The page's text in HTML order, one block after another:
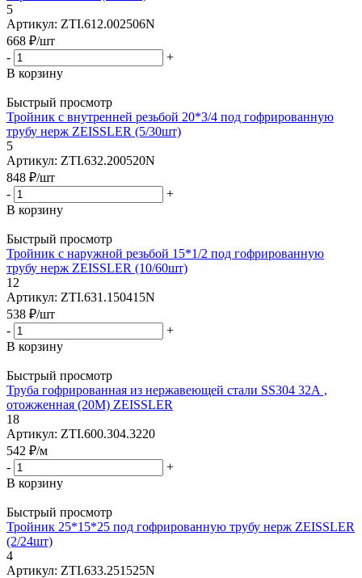
5
Артикул: ZTI.612.002506N
668 ₽/шт
-
+
В корзину
Быстрый просмотр
Тройник с внутренней резьбой 20*3/4 под гофрированную
трубу нерж ZEISSLER (5/30шт)
5
Артикул: ZTI.632.200520N
848 ₽/шт
-
+
В корзину
Быстрый просмотр
Тройник с наружной резьбой 15*1/2 под гофрированную
трубу нерж ZEISSLER (10/60шт)
12
Артикул: ZTI.631.150415N
538 ₽/шт
-
+
В корзину
Быстрый просмотр
Труба гофрированная из нержавеющей стали SS304 32А ,
отожженная (20M) ZEISSLER
18
Артикул: ZTI.600.304.3220
542 ₽/м
-
+
В корзину
Быстрый просмотр
Тройник 25*15*25 под гофрированную трубу нерж ZEISSLER
(2/24шт)
4
Артикул: ZTI.633.251525N